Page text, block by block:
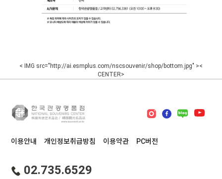
< IMG src="http://ai.esmplus.com/nscsouvenir/shop/bottom.jpg" ><
CENTER>
이용안내 개인정보취급방침 이용약관 PC버전
02.735.6529